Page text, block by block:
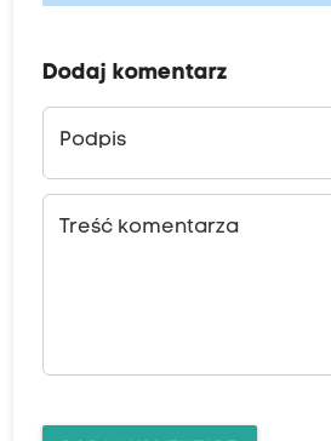
Dodaj komentarz
Podpis
Treść komentarza